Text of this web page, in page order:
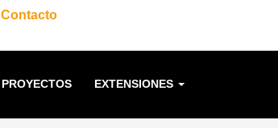
Contacto
PROYECTOS EXTENSIONES